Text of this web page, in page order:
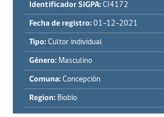
Identificador SIGPA: CI4172
Fecha de registro: 01-12-2021
Tipo: Cultor individual
Género: Masculino
Comuna: Concepción
Region: Biobío